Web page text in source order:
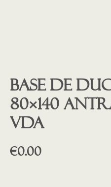
Base de
80×140
VDA
€0.00